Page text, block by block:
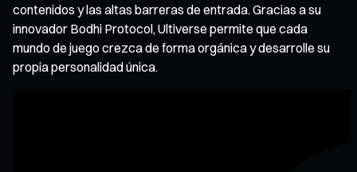
contenidos y las altas barreras de entrada. Gracias a su
innovador Bodhi Protocol, Ultiverse permite que cada
mundo de juego crezca de forma orgánica y desarrolle su
propia personalidad única.